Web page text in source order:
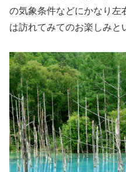
の気象条件などにかなり左
は訪れてみてのお楽しみと